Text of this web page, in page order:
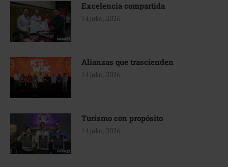
Excelencia compartida
14 julio, 2026
Alianzas que trascienden
14 julio, 2026
Turismo con propósito
14 julio, 2026